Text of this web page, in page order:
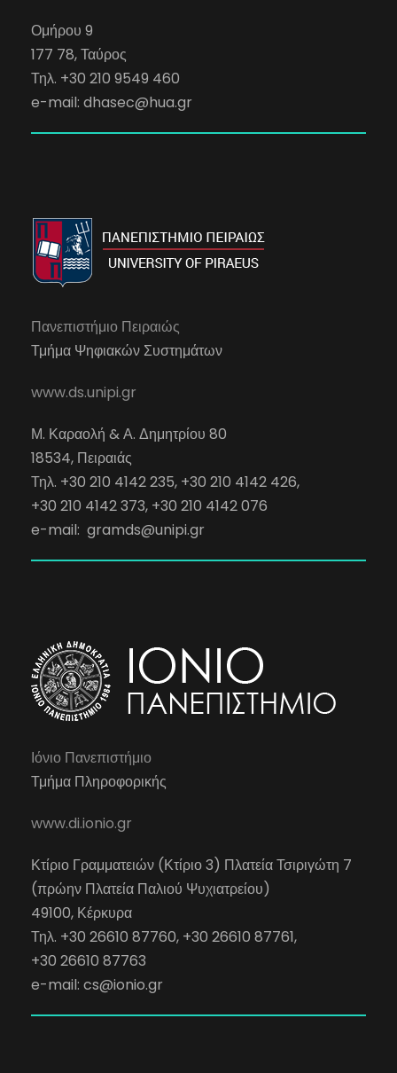
Ομήρου 9
177 78, Ταύρος
Τηλ. +30 210 9549 460
e-mail: dhasec@hua.gr
Πανεπιστήμιο Πειραιώς
Τμήμα Ψηφιακών Συστημάτων
www.ds.unipi.gr
Μ. Καραολή & Α. Δημητρίου 80
18534, Πειραιάς
Τηλ. +30 210 4142 235, +30 210 4142 426,
+30 210 4142 373, +30 210 4142 076
e-mail: gramds@unipi.gr
Ιόνιο Πανεπιστήμιο
Τμήμα Πληροφορικής
www.di.ionio.gr
Κτίριο Γραμματειών (Κτίριο 3) Πλατεία Τσιριγώτη 7
(πρώην Πλατεία Παλιού Ψυχιατρείου)
49100, Κέρκυρα
Τηλ. +30 26610 87760, +30 26610 87761,
+30 26610 87763
e-mail: cs@ionio.gr